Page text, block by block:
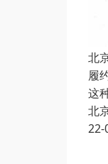
北
履
这
北
22-